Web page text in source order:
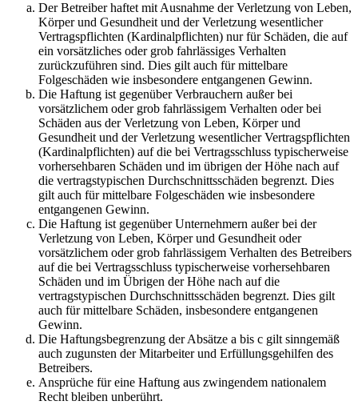
Der Betreiber haftet mit Ausnahme der Verletzung von Leben,
Körper und Gesundheit und der Verletzung wesentlicher
Vertragspflichten (Kardinalpflichten) nur für Schäden, die auf
ein vorsätzliches oder grob fahrlässiges Verhalten
zurückzuführen sind. Dies gilt auch für mittelbare
Folgeschäden wie insbesondere entgangenen Gewinn.
Die Haftung ist gegenüber Verbrauchern außer bei
vorsätzlichem oder grob fahrlässigem Verhalten oder bei
Schäden aus der Verletzung von Leben, Körper und
Gesundheit und der Verletzung wesentlicher Vertragspflichten
(Kardinalpflichten) auf die bei Vertragsschluss typischerweise
vorhersehbaren Schäden und im übrigen der Höhe nach auf
die vertragstypischen Durchschnittsschäden begrenzt. Dies
gilt auch für mittelbare Folgeschäden wie insbesondere
entgangenen Gewinn.
Die Haftung ist gegenüber Unternehmern außer bei der
Verletzung von Leben, Körper und Gesundheit oder
vorsätzlichem oder grob fahrlässigem Verhalten des Betreibers
auf die bei Vertragsschluss typischerweise vorhersehbaren
Schäden und im Übrigen der Höhe nach auf die
vertragstypischen Durchschnittsschäden begrenzt. Dies gilt
auch für mittelbare Schäden, insbesondere entgangenen
Gewinn.
Die Haftungsbegrenzung der Absätze a bis c gilt sinngemäß
auch zugunsten der Mitarbeiter und Erfüllungsgehilfen des
Betreibers.
Ansprüche für eine Haftung aus zwingendem nationalem
Recht bleiben unberührt.